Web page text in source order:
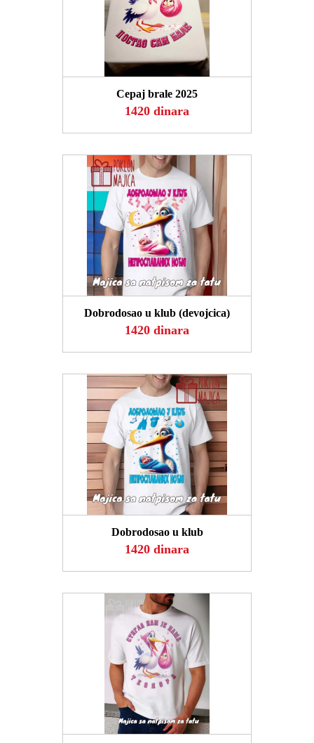
POGLEDAJ
Cepaj brale 2025
1420 dinara
POGLEDAJ
Dobrodosao u klub (devojcica)
1420 dinara
POGLEDAJ
Dobrodosao u klub
1420 dinara
POGLEDAJ